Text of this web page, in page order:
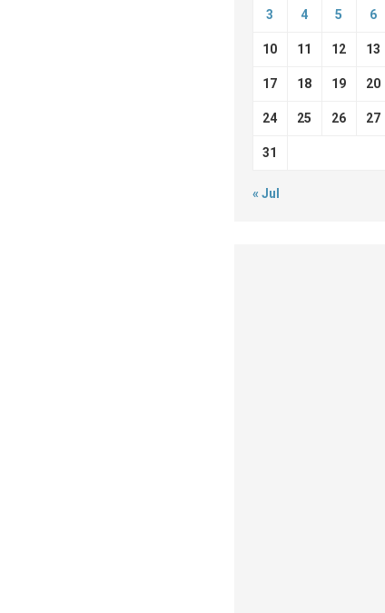
3 4 5 6
10 11 12 13
17 18 19 20
24 25 26 27
31
« Jul